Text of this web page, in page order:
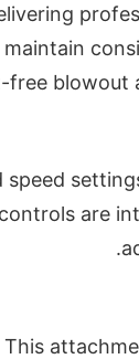
blowout
are